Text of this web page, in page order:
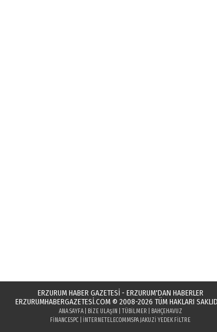
ERZURUM HABER GAZETESİ - ERZURUM'DAN HABERLER
ERZURUMHABERGAZETESI.COM© 2008-2026 TÜM HAKLARI
ANA SAYFA| BIZE ULAŞIN TÜBILMER
BAHÇEHAVUZ
FINANCESPC
INTERNETELECOMMSPA JAKUZI YEDEK FILTRE